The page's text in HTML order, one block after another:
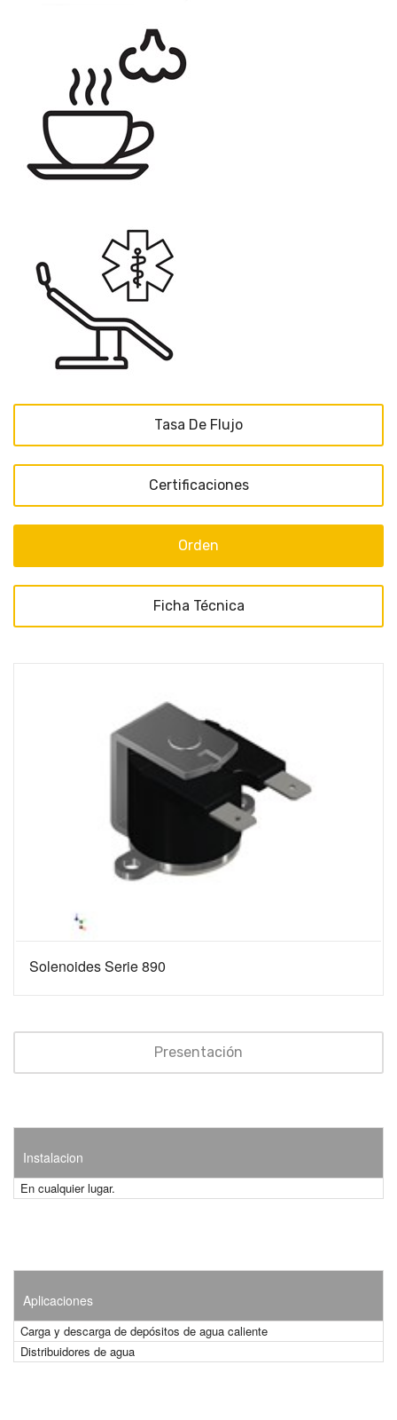
Tasa De Flujo
Certificaciones
Orden
Ficha Técnica
Solenoides Serie 890
Presentación
Instalacion
En cualquier lugar.
Aplicaciones
Carga y descarga de depósitos de agua caliente
Distribuidores de agua